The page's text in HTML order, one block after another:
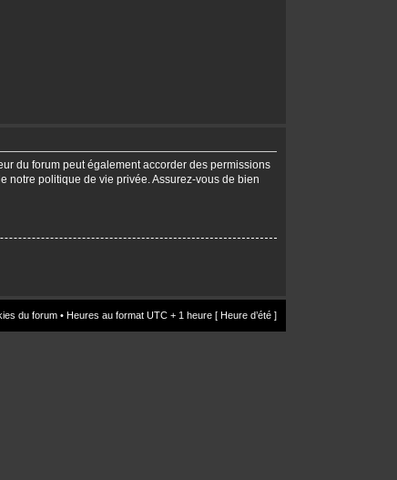
du forum peut également accorder des permissions
notre politique de vie privée. Assurez-vous de bien
du forum • Heures au format UTC + 1 heure [ Heure d’été ]